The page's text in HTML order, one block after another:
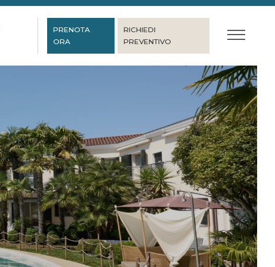
PRENOTA
ORA
RICHIEDI
PREVENTIVO